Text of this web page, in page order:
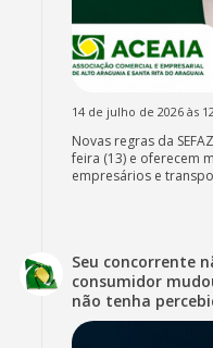
14 de julho de 2026 às
Novas regras da
feira (13) e oferecem
empresários e
Seu concorrente
consumidor
não tenha